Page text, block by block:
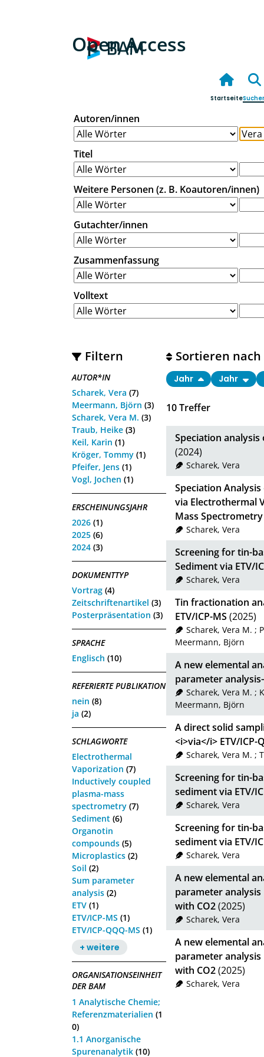
Open Access
Startseite
Autoren/innen
Titel
Weitere Personen (z. B. Koautoren/innen)
Gutachter/innen
Zusammenfassung
Volltext
Filtern
AUTOR*IN
Scharek, Vera (7)
Meermann, Björn (3)
Scharek, Vera M. (3)
Traub, Heike (3)
Keil, Karin (1)
Kröger, Tommy (1)
Pfeifer, Jens (1)
Vogl, Jochen (1)
ERSCHEINUNGSJAHR
2026 (1)
2025 (6)
2024 (3)
DOKUMENTTYP
Vortrag (4)
Zeitschriftenartikel (3)
Posterpräsentation (3)
SPRACHE
Englisch (10)
REFERIERTE PUBLIKATION
nein (8)
ja (2)
SCHLAGWORTE
Electrothermal
Vaporization (7)
Inductively coupled
plasma-mass
spectrometry (7)
Sediment (6)
Organotin
compounds (5)
Microplastics (2)
Soil (2)
Sum parameter
analysis (2)
ETV (1)
ETV/ICP-MS (1)
ETV/ICP-QQQ-MS (1)
+ weitere
ORGANISATIONSEINHEIT
DER BAM
1 Analytische Chemie;
Referenzmaterialien (1
0)
1.1 Anorganische
Spurenanalytik (10)
10Treffer
Sortieren nach
Jahr Jahr
Speciation analysis
(2024)
Scharek, Vera
Speciation
via Electrothermal
Mass Spectrometry
Scharek, Vera
Screening for tin-
Sediment via ETV/
Scharek, Vera
Tin fractionation
ETV/ICP-MS (2025)
Scharek, Vera M. ;
Meermann, Björn
A new elemental
parameter
Scharek, Vera M. ;
Meermann, Björn
A direct solid
<i>via</i> ETV/ICP-
Scharek, Vera M. ;
Screening for tin-
sediment via ETV/
Scharek, Vera
Screening for tin-
sediment via ETV/
Scharek, Vera
A new elemental
parameter analysis
with CO2(2025)
Scharek, Vera
A new elemental
parameter analysis
with CO2(2025)
Scharek, Vera